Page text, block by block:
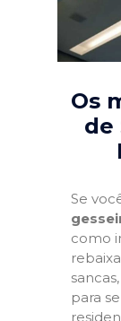
Os
de
Se
como
para